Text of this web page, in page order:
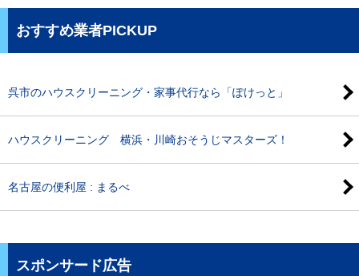
おすすめ業者PICKUP
呉市のハウスクリーニング・家事代行なら「ぽけっと」
ハウスクリーニング 横浜・川崎おそうじマスターズ！
名古屋の便利屋 : まるべ
スポンサード広告